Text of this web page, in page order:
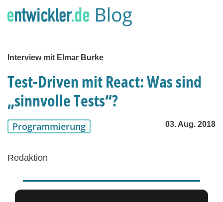
Interview mit Elmar Burke
Test-Driven mit React: Was sind
„sinnvolle Tests“?
Programmierung 03. Aug. 2018
Redaktion